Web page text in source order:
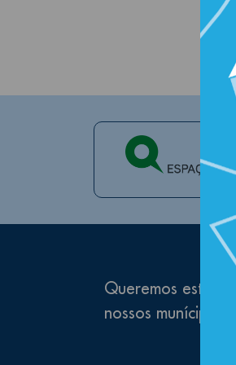
Queremos estar
nossos munícipes